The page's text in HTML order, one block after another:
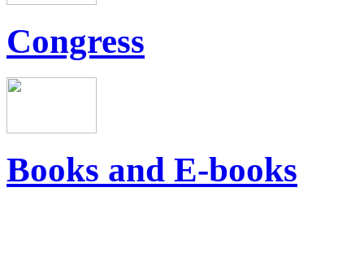
Congress
Books and E-books